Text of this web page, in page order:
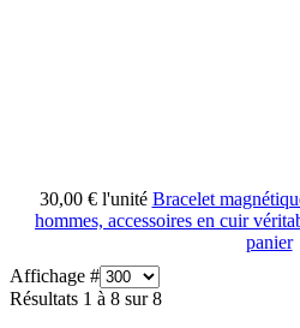
30,00 € l'unité Bracelet
hommes, accessoires en cuir
panier
Affichage #
Résultats 1 à 8 sur 8